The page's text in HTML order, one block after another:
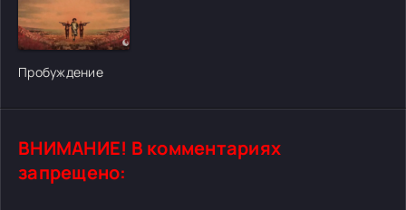
[/xfgiven_cvh_poster_urlcvh_poster_url]
Пробуждение
ВНИМАНИЕ! В комментариях
запрещено: